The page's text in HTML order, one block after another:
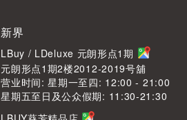
新界
LBuy / LDeluxe 元朗形点1期
元朗形点1期2楼2012-2019号舖
营业时间: 星期一至四: 12:00 - 21:00
星期五至日及公众假期: 11:30-21:30